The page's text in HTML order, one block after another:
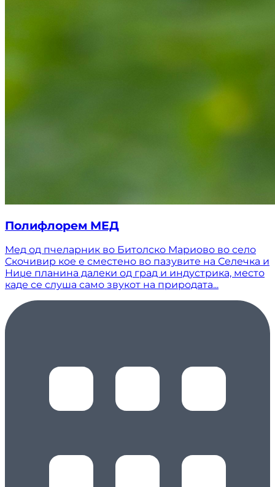
Полифлорем МЕД
Мед од пчеларник во Битолско Мариово во село
Скочивир кое е сместено во пазувите на Селечка и
Ниџе планина далеки од град и индустрика, место
каде се слуша само звукот на природата...